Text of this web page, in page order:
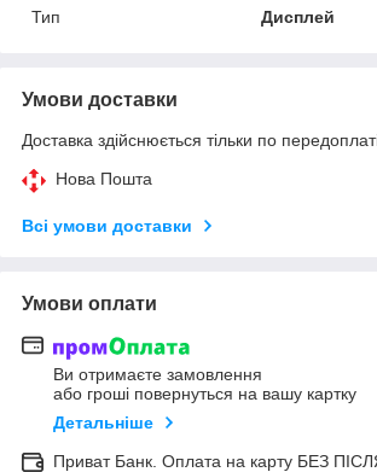
Тип
Дисплей
Умови доставки
Доставка здійснюється тільки по
Нова Пошта
Всі умови доставки
Умови оплати
Ви отримаєте замовлення
або гроші повернуться на вашу картку
Детальніше
Приват Банк. Оплата на карту БЕЗ